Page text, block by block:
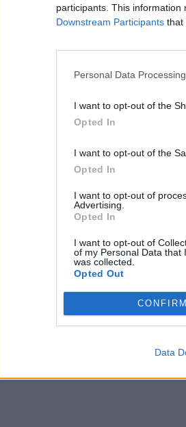
participants. This
Downstream Participants that
Personal Data
I want to opt-out of the
Opted In
I want to opt-out of the
Opted In
I want to opt-out of
Advertising.
Opted In
I want to opt-out of
of my Personal Data that
was collected.
Opted Out
CONFIRM
Data